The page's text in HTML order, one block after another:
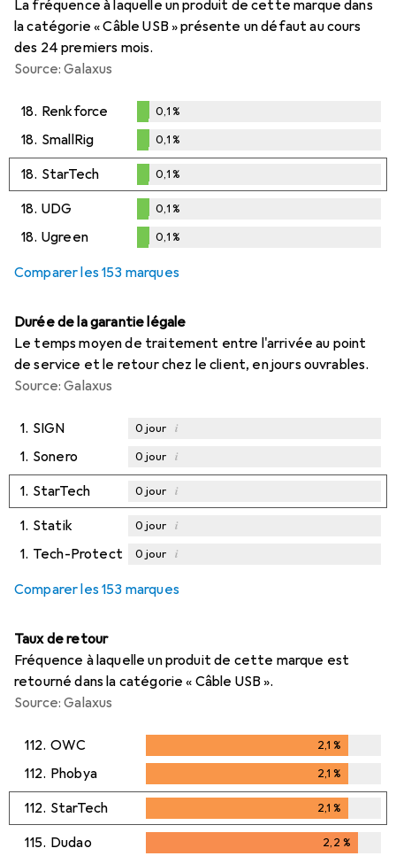
La fréquence à laquelle un produit de cette marque dans
la catégorie « Câble USB » présente un défaut au cours
des 24 premiers mois.
Source: Galaxus
18. Renkforce
%
0,1%
18. SmallRig
0,1%
0,1%
18. StarTech
0,1%
0,1%
18. UDG
%
0,1%
18. Ugreen 0,1%
Comparer les 153 marques
Durée de la garantie légale
Le temps moyen de traitement entre l'arrivée au point
de service et le retour chez le client, en jours ouvrables.
Source: Galaxus
1. SIGN 0jour i
1. Sonero 0jour i
1. StarTech 0jour i
1. Statik 0jour i
1. Tech-Protect 0jour i
Comparer les 153 marques
Taux de retour
Fréquence à laquelle un produit de cette marque est
retourné dans la catégorie « Câble USB ».
Source: Galaxus
112. OWC 2,1 %
2,1%
112. Phobya 2,1 %
2,1%
112. StarTech 2,1 %
2,1%
115. Dudao 2,2 %